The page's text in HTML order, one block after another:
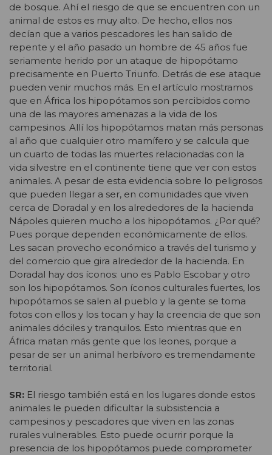
de bosque. Ahí el riesgo de que se encuentren con un
animal de estos es muy alto. De hecho, ellos nos
decían que a varios pescadores les han salido de
repente y el año pasado un hombre de 45 años fue
seriamente herido por un ataque de hipopótamo
precisamente en Puerto Triunfo. Detrás de ese ataque
pueden venir muchos más. En el artículo mostramos
que en África los hipopótamos son percibidos como
una de las mayores amenazas a la vida de los
campesinos. Allí los hipopótamos matan más personas
al año que cualquier otro mamífero y se calcula que
un cuarto de todas las muertes relacionadas con la
vida silvestre en el continente tiene que ver con estos
animales. A pesar de esta evidencia sobre lo peligrosos
que pueden llegar a ser, en comunidades que viven
cerca de Doradal y en los alrededores de la hacienda
Nápoles quieren mucho a los hipopótamos. ¿Por qué?
Pues porque dependen económicamente de ellos.
Les sacan provecho económico a través del turismo y
del comercio que gira alrededor de la hacienda. En
Doradal hay dos íconos: uno es Pablo Escobar y otro
son los hipopótamos. Son íconos culturales fuertes, los
hipopótamos se salen al pueblo y la gente se toma
fotos con ellos y los tocan y hay la creencia de que son
animales dóciles y tranquilos. Esto mientras que en
África matan más gente que los leones, porque a
pesar de ser un animal herbívoro es tremendamente
territorial.
SR: El riesgo también está en los lugares donde estos
animales le pueden dificultar la subsistencia a
campesinos y pescadores que viven en las zonas
rurales vulnerables. Esto puede ocurrir porque la
presencia de los hipopótamos puede comprometer